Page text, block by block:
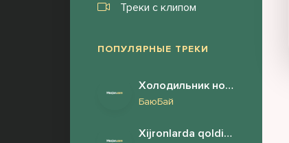
Треки с клипом
ПОПУЛЯРНЫЕ ТРЕКИ
Холодильник ночью (Полная версия)
БаюБай
Xijronlarda qoldirib